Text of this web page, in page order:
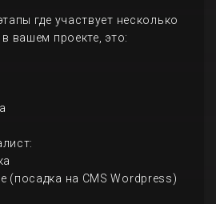
где участвует несколько
вашем проекте, это:
(посадка на CMS Wordpress)